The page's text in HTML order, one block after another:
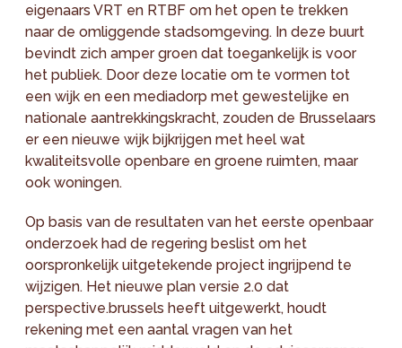
eigenaars VRT en RTBF om het open te trekken
naar de omliggende stadsomgeving. In deze buurt
bevindt zich amper groen dat toegankelijk is voor
het publiek. Door deze locatie om te vormen tot
een wijk en een mediadorp met gewestelijke en
nationale aantrekkingskracht, zouden de Brusselaars
er een nieuwe wijk bijkrijgen met heel wat
kwaliteitsvolle openbare en groene ruimten, maar
ook woningen.
Op basis van de resultaten van het eerste openbaar
onderzoek had de regering beslist om het
oorspronkelijk uitgetekende project ingrijpend te
wijzigen. Het nieuwe plan versie 2.0 dat
perspective.brussels heeft uitgewerkt, houdt
rekening met een aantal vragen van het